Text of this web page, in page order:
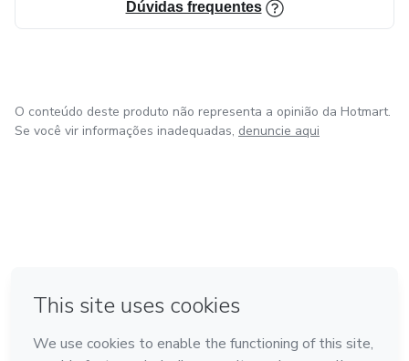
Dúvidas frequentes
O conteúdo deste produto não representa a opinião da Hotmart.
Se você vir informações inadequadas, denuncie aqui
Feito com ❤ em Bogotá